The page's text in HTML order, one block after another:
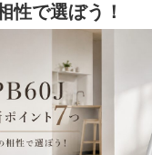
性で選ぼう！